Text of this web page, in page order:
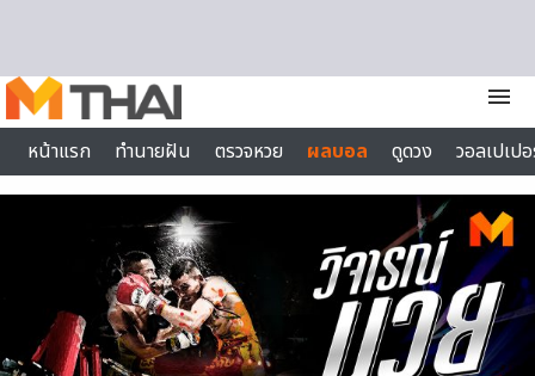
menu
หน้าแรก
ทำนายฝัน ตรวจหวย ผลบอล ดูดวง
วอลเปเป
ไลฟ์สไตล์